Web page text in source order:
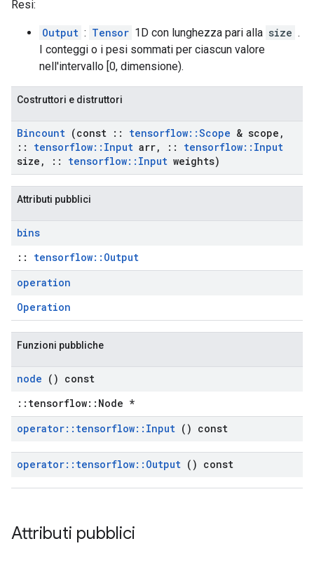
Resi:
Output : Tensor 1D con lunghezza pari alla size .
I conteggi o i pesi sommati per ciascun valore
nell'intervallo [0, dimensione).
Costruttori e distruttori
Bincount (const :: tensorflow::Scope & scope ,
::
tensorflow:: Input arr, :: tensorflow:: Input
size , :: tensorflow:: Input weights)
Attributi pubblici
bins
:: tensorflow::Output
operation
Operation
Funzioni pubbliche
node () const
::tensorflow::Node *
operator:: tensorflow:: Input () const
operator:: tensorflow:: Output () const
Attributi pubblici